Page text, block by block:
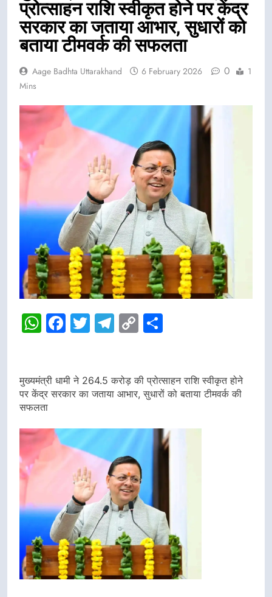
प्रोत्साहन राशि स्वीकृत होने पर केंद्र
सरकार का जताया आभार, सुधारों को
बताया टीमवर्क की सफलता
Aage Badhta Uttarakhand 6 February 2026 0
1
Mins
WhatsApp
Facebook
Twitter
Telegram
Copy
मुख्यमंत्री धामी ने 264.5 करोड़ की प्रोत्साहन राशि स्वीकृत होने
पर केंद्र सरकार का जताया आभार, सुधारों को बताया टीमवर्क की
सफलता